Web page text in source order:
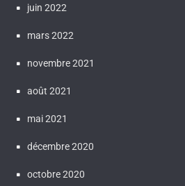
juin 2022
mars 2022
novembre 2021
août 2021
mai 2021
décembre 2020
octobre 2020